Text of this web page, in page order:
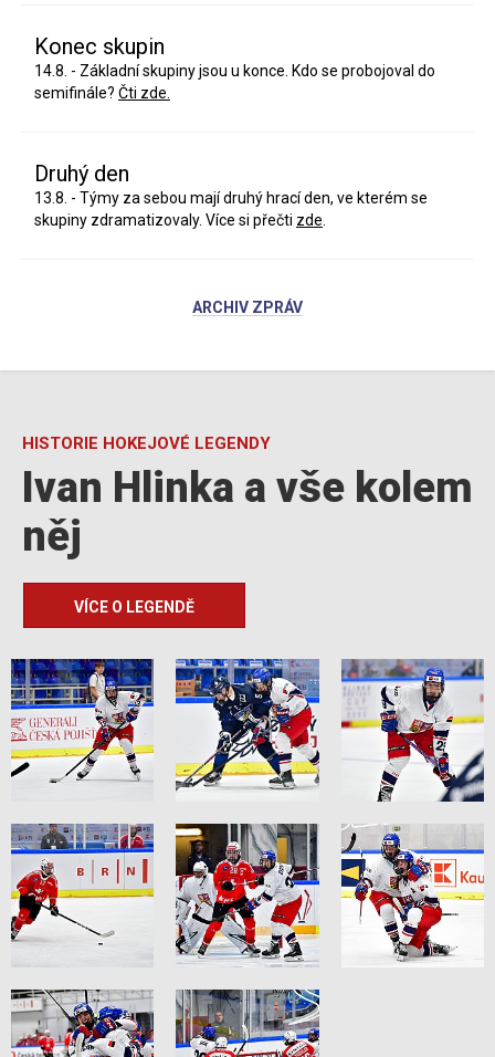
Konec skupin
14.8. - Základní skupiny jsou u konce. Kdo se probojoval do
semifinále? Čti zde.
Druhý den
13.8. - Týmy za sebou mají druhý hrací den, ve kterém se
skupiny zdramatizovaly. Více si přečti zde
ARCHIV ZPRÁV
HISTORIE HOKEJOVÉ LEGENDY
Ivan Hlinka a vše kolem
něj
VÍCE O LEGENDĚ